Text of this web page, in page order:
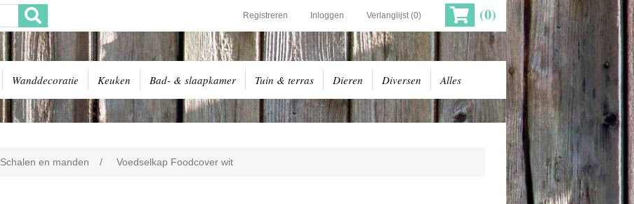
Registreren Inloggen Verlanglijst (0) (0)
Wanddecoratie Keuken Bad- & slaapkamer Tuin & terras Dieren Diversen Alles
Schalen en manden / Voedselkap Foodcover wit